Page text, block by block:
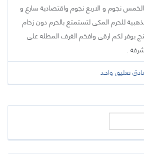
نجوم و الاربع نجوم واقتصادية سارع و
للحرم المكى لتستمتع بالحرم دون زحام
يوفر لكم ارقى وافخم الغرف المطله على
.
تعليق واحد